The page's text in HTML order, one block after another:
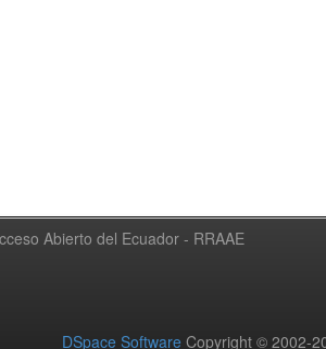
Abierto del Ecuador - RRAAE
DSpace Software Copyright © 2002-